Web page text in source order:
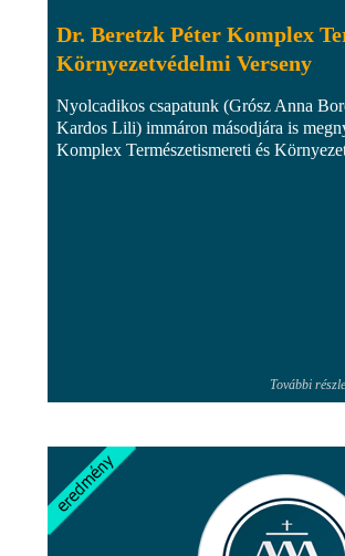
Dr. Beretzk Péter Komplex
Környezetvédelmi Verseny
Nyolcadikos csapatunk (Grósz Anna
Kardos Lili) immáron másodjára is
Komplex Természetismereti és
További